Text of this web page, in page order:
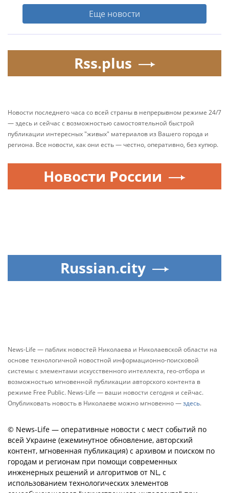
Еще новости
Rss.plus
Новости последнего часа со всей страны в непрерывном режиме 24/7
— здесь и сейчас с возможностью самостоятельной быстрой
публикации интересных "живых" материалов из Вашего города и
региона. Все новости, как они есть — честно, оперативно, без купюр.
Новости России
Russian.city
News-Life — паблик новостей Николаева и Николаевской области на
основе технологичной новостной информационно-поисковой
системы с элементами искусственного интеллекта, гео-отбора и
возможностью мгновенной публикации авторского контента в
режиме Free Public. News-Life — ваши новости сегодня и сейчас.
Опубликовать новость в Николаеве можно мгновенно —здесь.
© News-Life — оперативные новости с мест событий по
всей Украине (ежеминутное обновление, авторский
контент, мгновенная публикация) с архивом и поиском по
городам и регионам при помощи современных
инженерных решений и алгоритмов от NL, с
использованием технологических элементов